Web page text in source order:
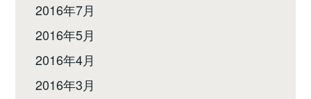
2016年7月
2016年5月
2016年4月
2016年3月